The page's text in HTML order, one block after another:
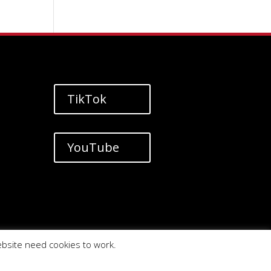
TikTok
YouTube
need cookies to work.